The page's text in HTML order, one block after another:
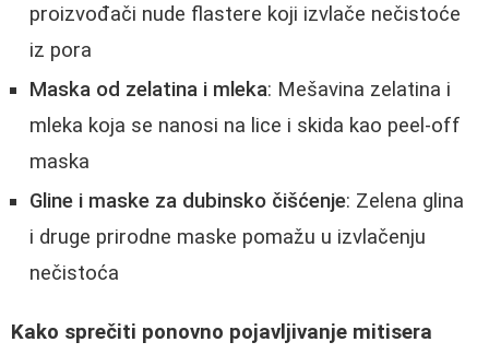
proizvođači nude flastere koji izvlače nečistoće
iz pora
Maska od zelatina i mleka: Mešavina zelatina i
mleka koja se nanosi na lice i skida kao peel-off
maska
Gline i maske za dubinsko čišćenje: Zelena glina
i druge prirodne maske pomažu u izvlačenju
nečistoća
Kako sprečiti ponovno pojavljivanje mitisera